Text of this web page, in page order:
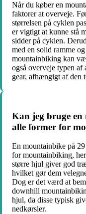
Når du køber en
faktorer at overveje.
størrelsen på cyklen
er vigtigt at kunne stå
sidder på cyklen.
med en solid ramme
mountainbiking kan
også overveje typen af
gear, afhængigt af den
Kan jeg bruge
alle former for
En mountainbike på
for mountainbiking,
større hjul giver god
hvilket gør dem
Dog er det værd at
downhill
hjul, da disse typisk
nedkørsler.